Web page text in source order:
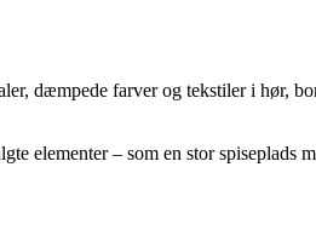
dæmpede farver og tekstiler i hør,
elementer – som en stor spiseplads